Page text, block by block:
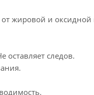
от жировой и
оставляет следов.